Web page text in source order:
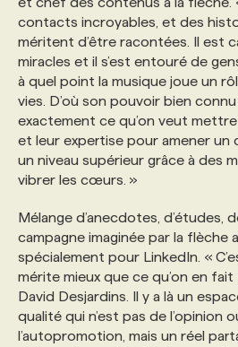
contacts incroyables, et des
méritent d’être racontées. Il est
miracles et il s’est entouré de
à quel point la musique joue un
vies. D’où son pouvoir bien
exactement ce qu’on veut mettre
et leur expertise pour amener un
un niveau supérieur grâce à des
vibrer les cœurs. »
Mélange d’anecdotes, d’études,
campagne imaginée par la flèche
spécialement pour LinkedIn. «
mérite mieux que ce qu’on en
David Desjardins. Il y a là un
qualité qui n’est pas de l’opinion
l’autopromotion, mais un réel